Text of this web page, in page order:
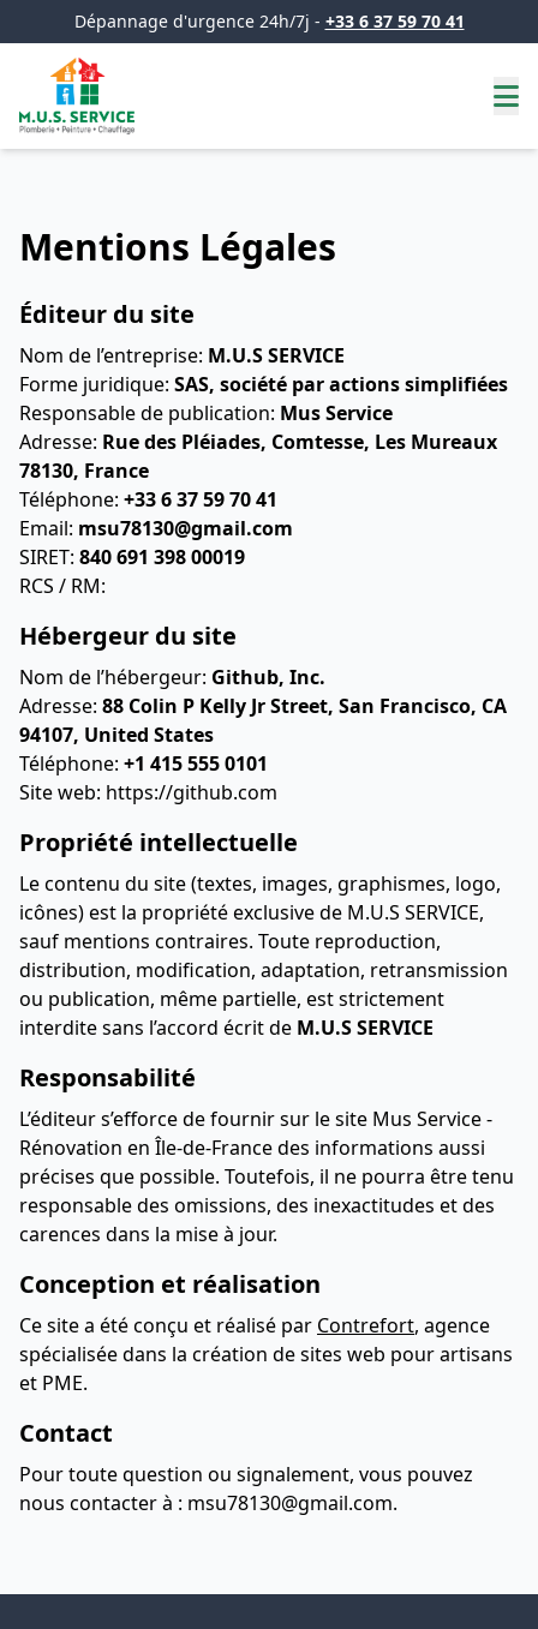
Dépannage d'urgence 24h/7j - +33 6 37 59 70 41
Mus Service
Mentions Légales
Éditeur du site
Nom de l’entreprise: M.U.S SERVICE
Forme juridique: SAS, société par actions simplifiées
Responsable de publication: Mus Service
Adresse: Rue des Pléiades, Comtesse, Les Mureaux
78130, France
Téléphone: +33 6 37 59 70 41
Email: msu78130@gmail.com
SIRET: 840 691 398 00019
RCS / RM:
Hébergeur du site
Nom de l’hébergeur: Github, Inc.
Adresse: 88 Colin P Kelly Jr Street, San Francisco, CA
94107, United States
Téléphone: +1 415 555 0101
Site web: https://github.com
Propriété intellectuelle
Le contenu du site (textes, images, graphismes, logo,
icônes) est la propriété exclusive de M.U.S SERVICE,
sauf mentions contraires. Toute reproduction,
distribution, modification, adaptation, retransmission
ou publication, même partielle, est strictement
interdite sans l’accord écrit de M.U.S SERVICE
Responsabilité
L’éditeur s’efforce de fournir sur le site Mus Service -
Rénovation en Île-de-France des informations aussi
précises que possible. Toutefois, il ne pourra être tenu
responsable des omissions, des inexactitudes et des
carences dans la mise à jour.
Conception et réalisation
Ce site a été conçu et réalisé par Contrefort, agence
spécialisée dans la création de sites web pour artisans
et PME.
Contact
Pour toute question ou signalement, vous pouvez
nous contacter à : msu78130@gmail.com.